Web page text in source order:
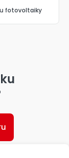
fotovoltaiky